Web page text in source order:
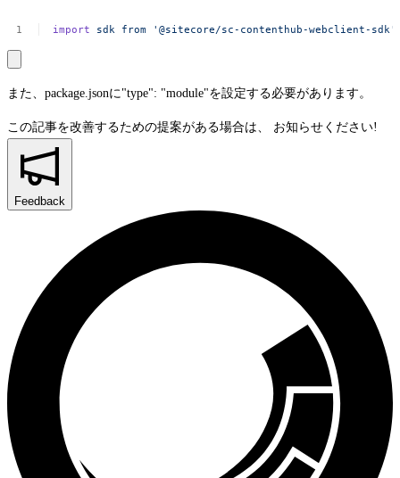
import sdk from '@sitecore/sc-contenthub-webclient-sdk'
また、 package.jsonに"type": "module"を設定する必要があります。
この記事を改善するための提案がある場合は、 お知らせください!
Feedback